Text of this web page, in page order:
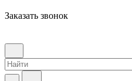
Заказать звонок